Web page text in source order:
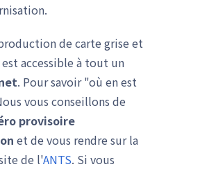
de carte grise et
accessible à tout un
. Pour savoir "où en est
vous conseillons de
provisoire
et de vous rendre sur la
de l'ANTS. Si vous